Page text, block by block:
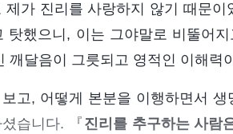
가 진리를 사랑하지 않기 때문
탓했으니, 이는 그야말로 비뚤어
깨달음이 그릇되고 영적인 이해력
고, 어떻게 본분을 이행하면서
습니다. 『 진리를 추구하는 사람